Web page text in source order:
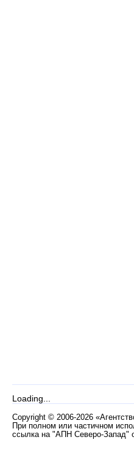
Loading...
Copyright © 2006-2026
При полном или частичном
ссылка на "АПН Северо-Запад"